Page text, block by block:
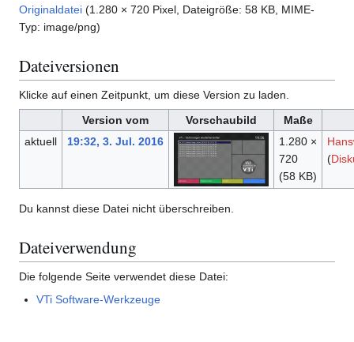
Originaldatei (1.280 × 720 Pixel, Dateigröße: 58 KB, MIME-
Typ: image/png)
Dateiversionen
Klicke auf einen Zeitpunkt, um diese Version zu laden.
Version vom
Vorschaubild
Maße
aktuell
19:32, 3. Jul. 2016
1.280 ×
720
(58 KB)
(
Du kannst diese Datei nicht überschreiben.
Dateiverwendung
Die folgende Seite verwendet diese Datei:
VTi Software-Werkzeuge